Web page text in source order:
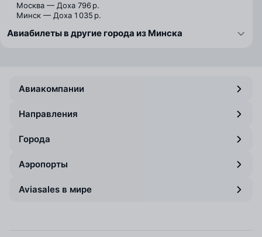
Москва — Доха 796 р.
Минск — Доха 1 035 р.
Авиабилеты в другие города из Минска
Авиакомпании
Направления
Города
Аэропорты
Aviasales в мире